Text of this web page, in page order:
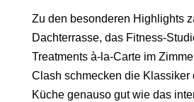
Zu den besonderen Highlights
Dachterrasse, das Fitness-
Treatments à-la-Carte im
Clash schmecken die Klassiker
Küche genauso gut wie das